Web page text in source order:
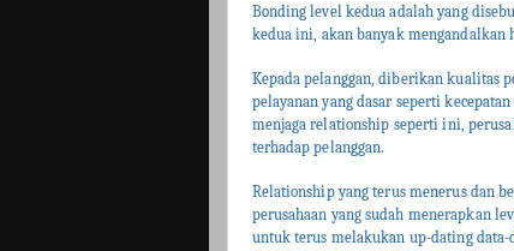
Bonding level kedua adalah yang
kedua ini, akan banyak mengandalkan
Kepada pelanggan, diberikan kualitas
pelayanan yang dasar seperti
menjaga relationship seperti ini,
terhadap pelanggan.
Relationship yang terus menerus dan
perusahaan yang sudah menerapkan
untuk terus melakukan up-dating data-